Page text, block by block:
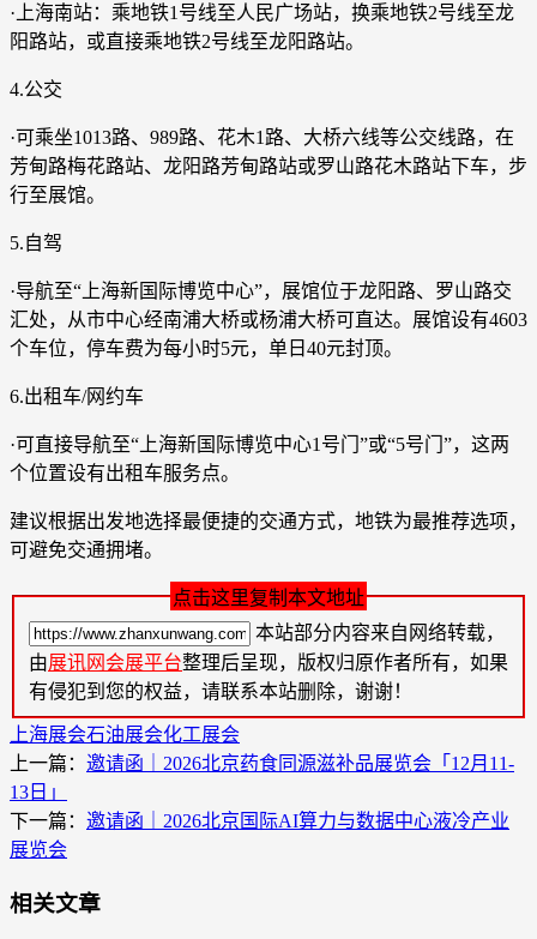
·上海南站：乘地铁1号线至人民广场站，换乘地铁2号线至龙
阳路站，或直接乘地铁2号线至龙阳路站。
4.公交
·可乘坐1013路、989路、花木1路、大桥六线等公交线路，在
芳甸路梅花路站、龙阳路芳甸路站或罗山路花木路站下车，步
行至展馆。
5.自驾
·导航至“上海新国际博览中心”，展馆位于龙阳路、罗山路交
汇处，从市中心经南浦大桥或杨浦大桥可直达。展馆设有4603
个车位，停车费为每小时5元，单日40元封顶。
6.出租车/网约车
·可直接导航至“上海新国际博览中心1号门”或“5号门”，这两
个位置设有出租车服务点。
建议根据出发地选择最便捷的交通方式，地铁为最推荐选项，
可避免交通拥堵。
点击这里复制本文地址
本站部分内容来自网络转载，
由展讯网会展平台整理后呈现，版权归原作者所有，如果
有侵犯到您的权益，请联系本站删除，谢谢！
上海展会石油展会化工展会
上一篇： 邀请函｜2026北京药食同源滋补品展览会「12月11-
13日」
下一篇： 邀请函｜2026北京国际AI算力与数据中心液冷产业
展览会
相关文章